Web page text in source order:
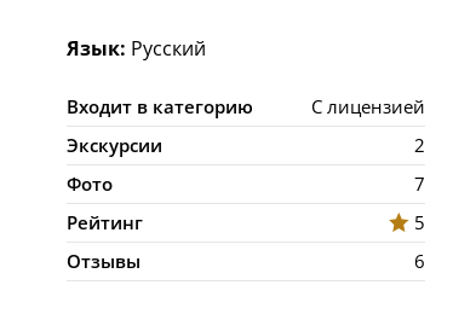
Язык: Русский
Входит в категорию
С лицензией
Экскурсии
2
Фото
7
Рейтинг
5
Отзывы
6